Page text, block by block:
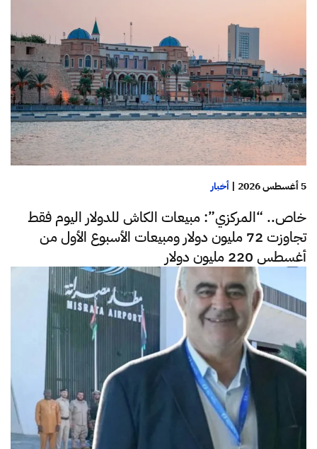
5 أغسطس 2026 | أخبار
خاص.. “المركزي”: مبيعات الكاش للدولار اليوم فقط
تجاوزت 72 مليون دولار ومبيعات الأسبوع الأول من
أغسطس 220 مليون دولار